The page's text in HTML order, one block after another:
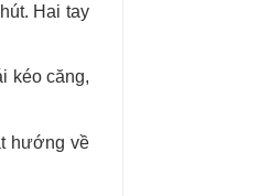
Hai tay
kéo căng,
hướng về